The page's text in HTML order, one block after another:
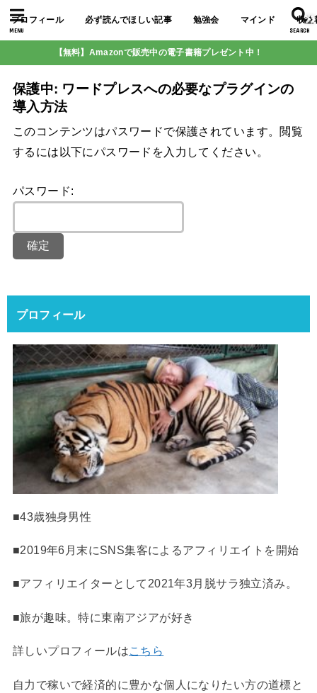
SEARCH
MENU
プロフィール 必ず読んでほしい記事 勉強会 マインド 収益
【無料】Amazonで販売中の電子書籍プレゼント中！
保護中: ワードプレスへの必要なプラグインの
導入方法
このコンテンツはパスワードで保護されています。閲覧
するには以下にパスワードを入力してください。
パスワード:
プロフィール
■43歳独身男性
■2019年6月末にSNS集客によるアフィリエイトを開始
■アフィリエイターとして2021年3月脱サラ独立済み。
■旅が趣味。特に東南アジアが好き
詳しいプロフィールはこちら
自力で稼いで経済的に豊かな個人になりたい方の道標と